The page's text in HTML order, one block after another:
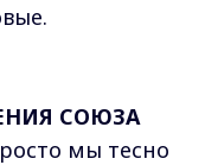
СОЮЗА
мы тесно